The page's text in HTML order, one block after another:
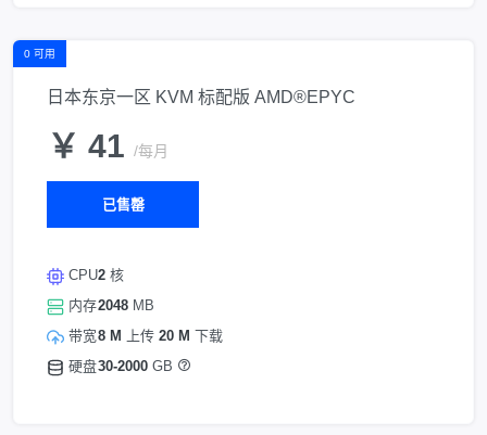
0 可用
日本东京一区 KVM 标配版 AMD®EPYC
￥ 41 /每月
已售罄
CPU
内存
带宽
硬盘
2 核
2048 MB
8 M
上传 20 M 下载
30-2000 GB